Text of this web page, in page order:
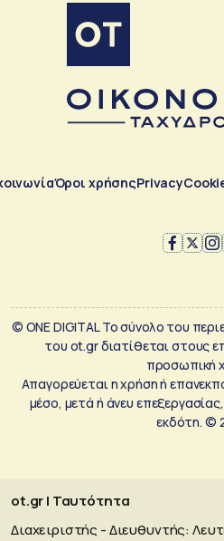
Όροι χρήσηςPrivacy
© ONE DIGITAL Το σύνολο του
του ot.gr διατίθεται στους
προσωπική
Απαγορεύεται η χρήση ή
μέσο, μετά ή άνευ
εκδότη. ©
ot.gr | Ταυτότητα
Διαχειριστής - Διευθυντής: